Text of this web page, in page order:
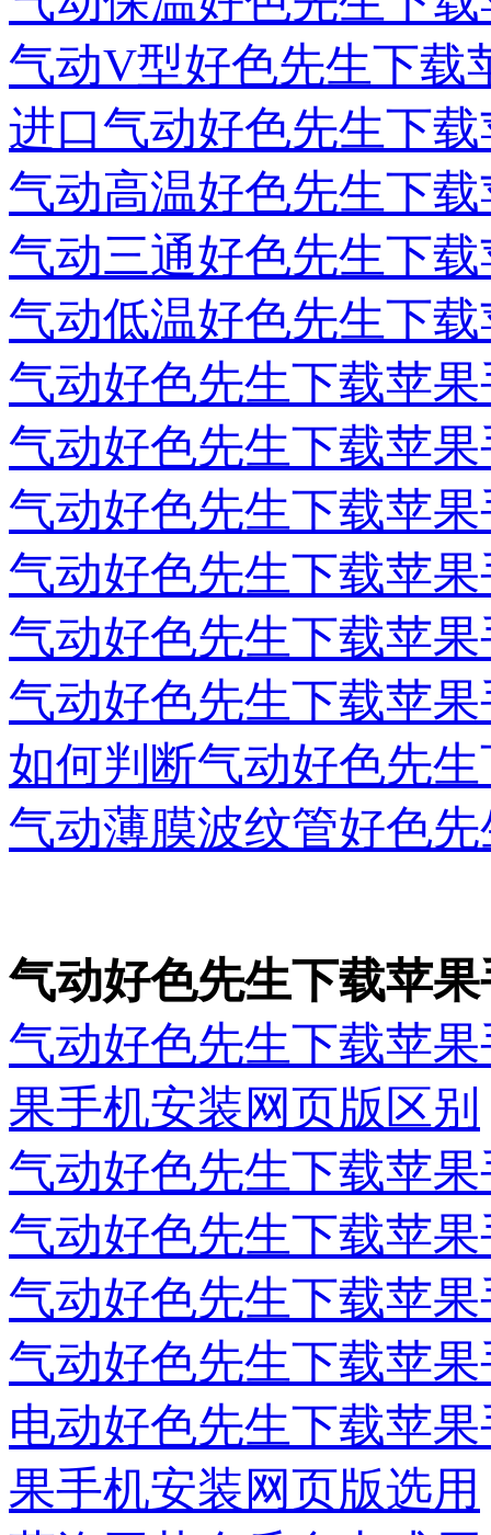
气动V型好色先生下载
进口气动好色先生下
气动高温好色先生下
气动三通好色先生下
气动低温好色先生下
气动好色先生下载苹
气动好色先生下载苹
气动好色先生下载苹
气动好色先生下载苹
气动好色先生下载苹
气动好色先生下载苹
如何判断气动好色先
气动薄膜波纹管好色
气动好色先生下载苹
气动好色先生下载苹
果手机安装网页版区别
气动好色先生下载苹
气动好色先生下载苹
气动好色先生下载苹
气动好色先生下载苹
电动好色先生下载苹
果手机安装网页版选用